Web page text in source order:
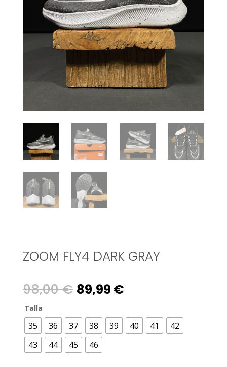
ZOOM FLY4 DARK GRAY
98,00€ Original
was:
98,00 €.
89,99 €Current
is:
Talla
35 36 37 38 39 40 41
42
43
44 45 46